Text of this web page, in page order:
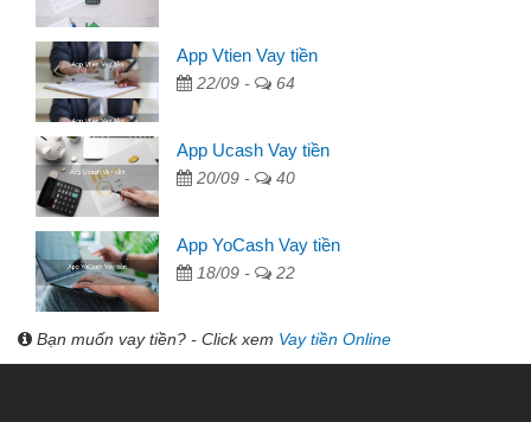
App Vtien Vay tiền
22/09 - 64
App Ucash Vay tiền
20/09 - 40
App YoCash Vay tiền
18/09 - 22
Bạn muốn vay tiền? - Click xem Vay tiền Online